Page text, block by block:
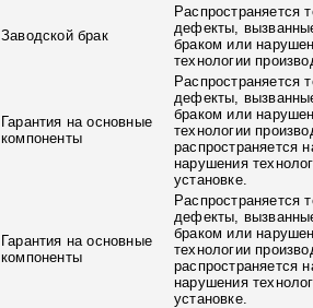
Заводской брак
Распространяется
дефекты,
браком или
технологии
Гарантия на основные
компоненты
Распространяется
дефекты,
браком или
технологии
распространяется
нарушения
установке.
Гарантия на основные
компоненты
Распространяется
дефекты,
браком или
технологии
распространяется
нарушения
установке.